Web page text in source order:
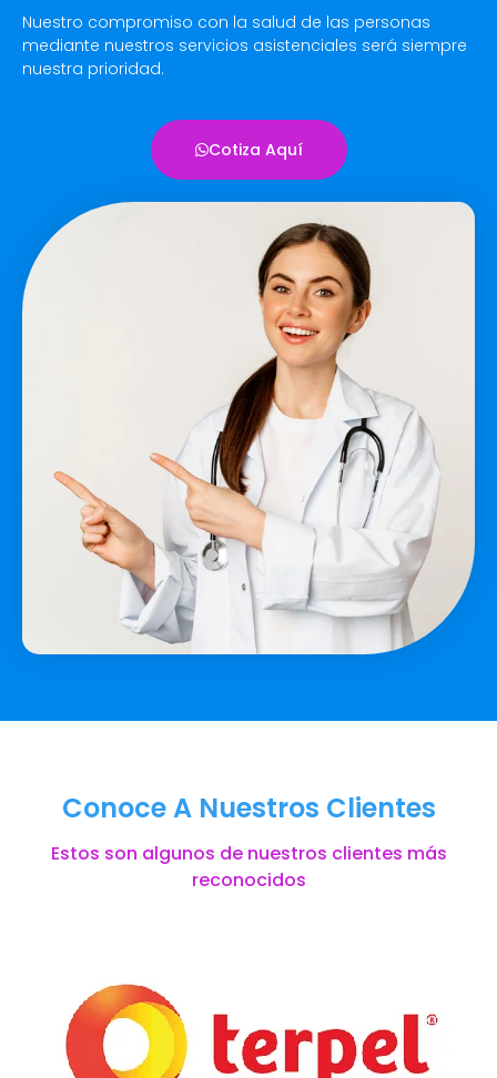
Nuestro compromiso con la salud de las personas
mediante nuestros servicios asistenciales será siempre
nuestra prioridad.
Cotiza Aquí
Conoce A Nuestros Clientes
Estos son algunos de nuestros clientes más
reconocidos